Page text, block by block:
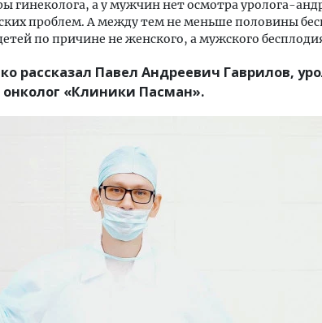
гинеколога, а у мужчин нет осмотра уролога-
проблем. А между тем не меньше половины
по причине не женского, а мужского
рассказал Павел Андреевич Гаврилов,
онколог «Клиники Пасман».
Смелость архитектурных идей.
Генеральный директор компании
ЗИАС — об эстетике городов,
трендах в фасадах и развитии рынка
СТРОИТЕЛЬСТВО
земли.
плитами